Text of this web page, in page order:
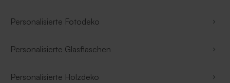
Personalisierte Fotodeko
Personalisierte Glasflaschen
Personalisierte Holzdeko